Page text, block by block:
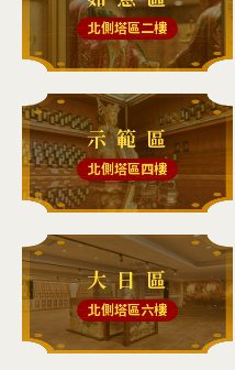
北側塔區二樓
示 範 區
北側塔區四樓
大 日 區
北側塔區六樓